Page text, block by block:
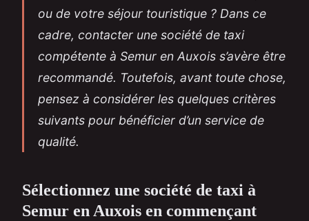
ou de votre séjour touristique ? Dans ce
cadre, contacter une société de taxi
compétente à Semur en Auxois s’avère être
recommandé. Toutefois, avant toute chose,
pensez à considérer les quelques critères
suivants pour bénéficier d’un service de
qualité.
Sélectionnez une société de taxi à
Semur en Auxois en commençant